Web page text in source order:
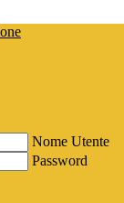
Nome Utente
Password